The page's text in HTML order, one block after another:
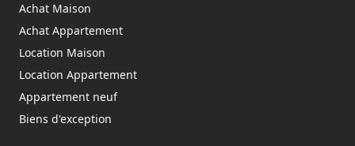
Achat Maison
Achat Appartement
Location Maison
Location Appartement
Appartement neuf
Biens d'exception